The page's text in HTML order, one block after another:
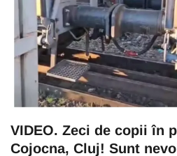
VIDEO. Zeci de copii în
Cojocna, Cluj! Sunt